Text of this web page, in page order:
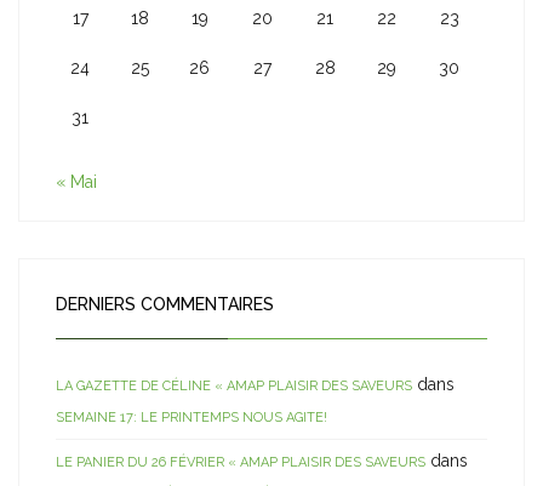
17 18 19 20 21 22 23
24 25 26 27 28 29 30
31
« Mai
DERNIERS COMMENTAIRES
LA GAZETTE DE CÉLINE « AMAP PLAISIR DES SAVEURS dans
SEMAINE 17: LE PRINTEMPS NOUS AGITE!
LE PANIER DU 26 FÉVRIER « AMAP PLAISIR DES SAVEURS dans